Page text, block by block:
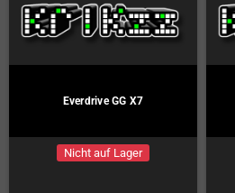
Everdrive GG X7
Nicht auf Lager